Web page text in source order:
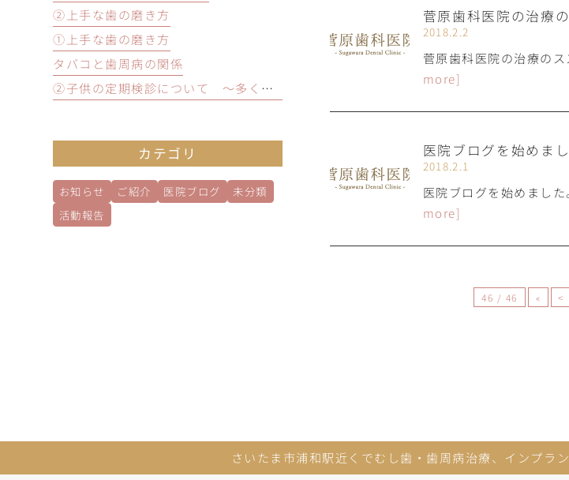
菅原歯科医院の治療
2018.2.2
菅原歯科医院の治療の
more]
医院ブログを始めまし
2018.2.1
医院ブログを始めまし
more]
46 / 46 « <
②上手な歯の磨き方
①上手な歯の磨き方
タバコと歯周病の関係
②子供の定期検診について ～多くのメリットとは？～
カテゴリ
お知らせ ご紹介 医院ブログ
未分類
活動報告
さいたま市浦和駅近くでむし歯・歯周病治療、 インプラ